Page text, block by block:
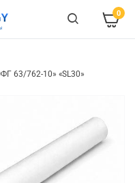
0
63/762-10» «SL30»